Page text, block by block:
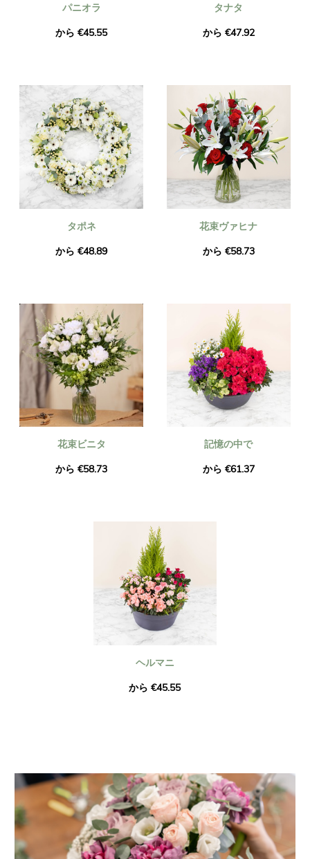
パニオラ
から €45.55
タナタ
から €47.92
タポネ
から €48.89
花束ヴァヒナ
から €58.73
花束ビニタ
から €58.73
記憶の中で
から €61.37
ヘルマニ
から €45.55